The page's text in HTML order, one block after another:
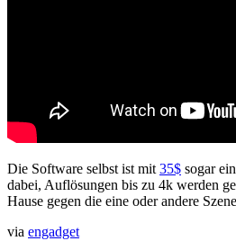
Die Software selbst ist mit 35$ sogar
dabei, Auflösungen bis zu 4k werden
Hause gegen die eine oder andere
via engadget